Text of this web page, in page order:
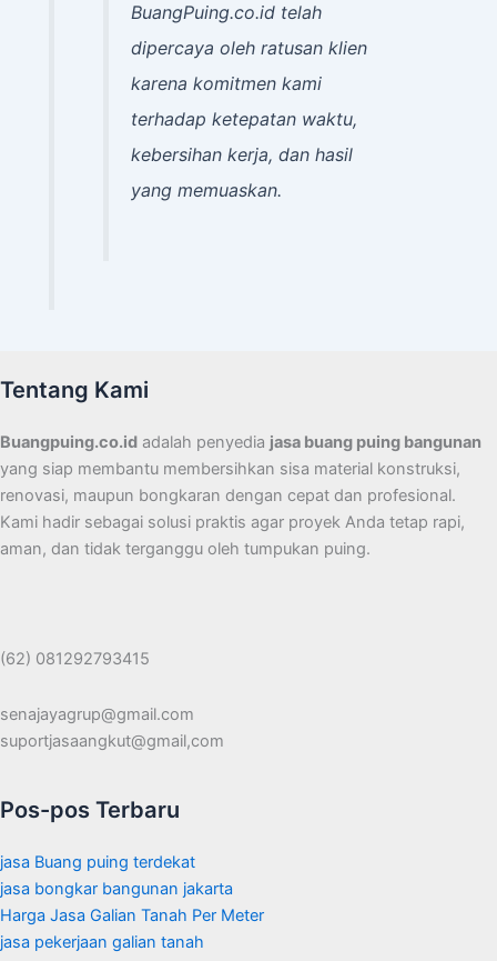
BuangPuing.co.id telah
dipercaya oleh ratusan klien
karena komitmen kami
terhadap ketepatan waktu,
kebersihan kerja, dan hasil
yang memuaskan.
Tentang Kami
Buangpuing.co.id adalah penyedia jasa buang puing bangunan
yang siap membantu membersihkan sisa material konstruksi,
renovasi, maupun bongkaran dengan cepat dan profesional.
Kami hadir sebagai solusi praktis agar proyek Anda tetap rapi,
aman, dan tidak terganggu oleh tumpukan puing.
(62) 081292793415
senajayagrup@gmail.com
suportjasaangkut@gmail,com
Pos-pos Terbaru
jasa Buang puing terdekat
jasa bongkar bangunan jakarta
Harga Jasa Galian Tanah Per Meter
jasa pekerjaan galian tanah